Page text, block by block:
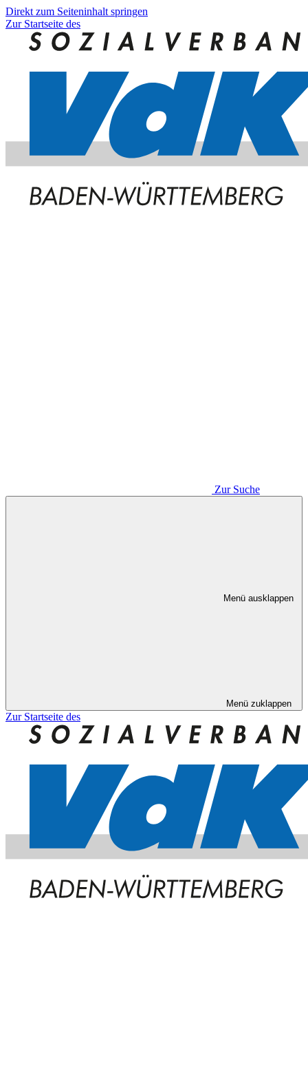
Direkt zum Seiteninhalt springen
Zur Startseite des
Zur Suche
Menü ausklappen
Menü zuklappen
Zur Startseite des